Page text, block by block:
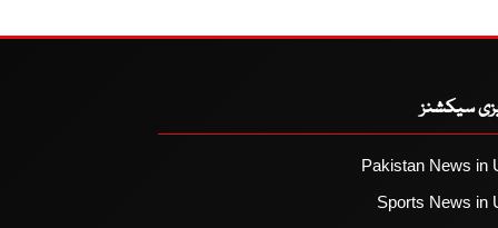
سیکشنز
Pakistan News in
Sports News in